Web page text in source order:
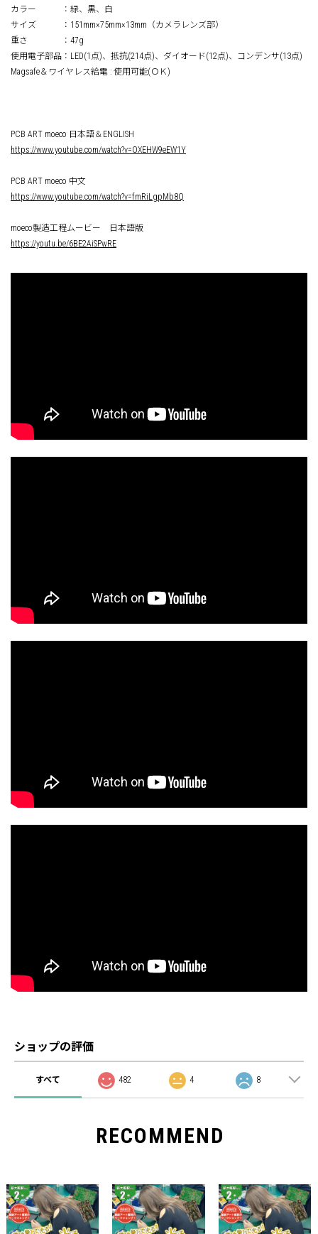
カラー ：緑、黒、白
サイズ ：151mm×75mm×13mm（カメラレンズ部）
重さ ：47g
使用電子部品：LED(1点)、抵抗(214点)、ダイオード(12点)、コンデンサ(13点)
Magsafe＆ワイヤレス給電 : 使用可能(ＯＫ)
PCB ART moeco 日本語＆ENGLISH
https://www.youtube.com/watch?v=OXEHW9eEW1Y
PCB ART moeco 中文
https://www.youtube.com/watch?v=fmRiLgpMb8Q
moeco製造工程ムービー 日本語版
https://youtu.be/6BE2AiSPwRE
ショップの評価
すべて 482 4 8
RECOMMEND